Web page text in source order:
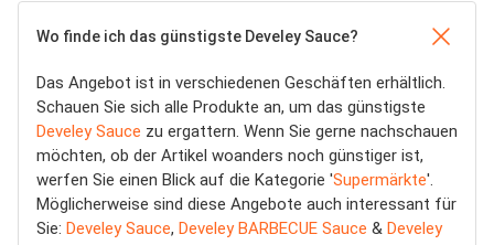
Wo finde ich das günstigste Develey Sauce?
Das Angebot ist in verschiedenen Geschäften erhältlich.
Schauen Sie sich alle Produkte an, um das günstigste
Develey Sauce zu ergattern. Wenn Sie gerne nachschauen
möchten, ob der Artikel woanders noch günstiger ist,
werfen Sie einen Blick auf die Kategorie 'Supermärkte'.
Möglicherweise sind diese Angebote auch interessant für
Sie: Develey Sauce, Develey BARBECUE Sauce & Develey